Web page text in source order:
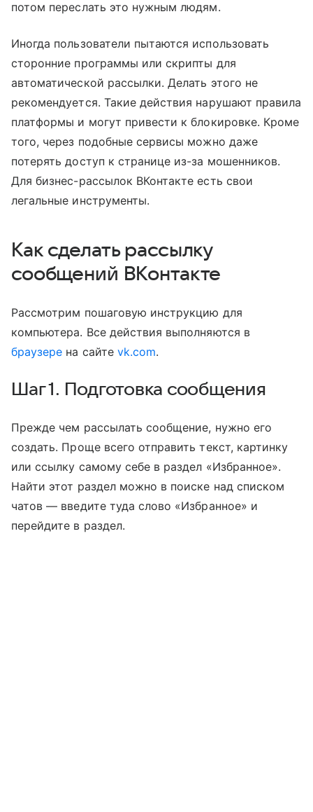
потом переслать это нужным людям.
Иногда пользователи пытаются использовать
сторонние программы или скрипты для
автоматической рассылки. Делать этого не
рекомендуется. Такие действия нарушают правила
платформы и могут привести к блокировке. Кроме
того, через подобные сервисы можно даже
потерять доступ к странице из-за мошенников.
Для бизнес-рассылок ВКонтакте есть свои
легальные инструменты.
Как сделать рассылку
сообщений ВКонтакте
Рассмотрим пошаговую инструкцию для
компьютера. Все действия выполняются в
браузере на сайте vk.com.
Шаг 1. Подготовка сообщения
Прежде чем рассылать сообщение, нужно его
создать. Проще всего отправить текст, картинку
или ссылку самому себе в раздел «Избранное».
Найти этот раздел можно в поиске над списком
чатов — введите туда слово «Избранное» и
перейдите в раздел.